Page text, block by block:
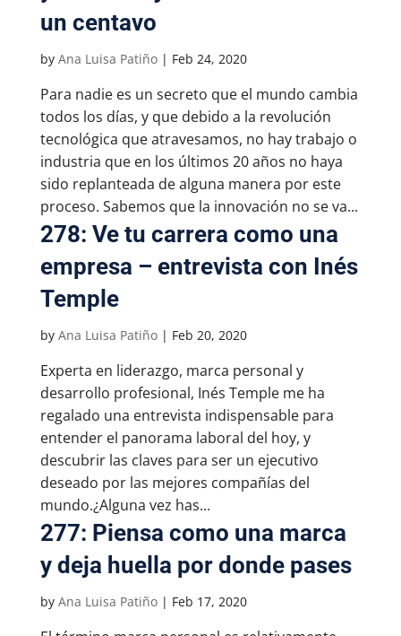
un centavo
by Ana Luisa Patiño| Feb 24, 2020
Para nadie es un secreto que el mundo cambia
todos los días, y que debido a la revolución
tecnológica que atravesamos, no hay trabajo o
industria que en los últimos 20 años no haya
sido replanteada de alguna manera por este
proceso. Sabemos que la innovación no se va...
278: Ve tu carrera como una
empresa – entrevista con Inés
Temple
by Ana Luisa Patiño| Feb 20, 2020
Experta en liderazgo, marca personal y
desarrollo profesional, Inés Temple me ha
regalado una entrevista indispensable para
entender el panorama laboral del hoy, y
descubrir las claves para ser un ejecutivo
deseado por las mejores compañías del
mundo.¿Alguna vez has...
277: Piensa como una marca
y deja huella por donde pases
by Ana Luisa Patiño| Feb 17, 2020